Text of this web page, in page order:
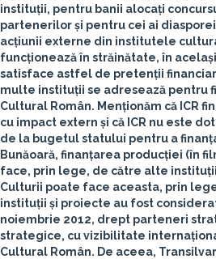
instituții, pentru banii alocați
partenerilor și pentru cei ai
acțiunii externe din institutele
funcționează în străinătate, în
satisface astfel de pretenții
multe instituții se adresează pentru
Cultural Român. Menționăm că ICR
cu impact extern și că ICR nu este
de la bugetul statului pentru a
Bunăoară, finanțarea producției (în
face, prin lege, de către alte
Culturii poate face aceasta, prin
instituții și proiecte au fost
noiembrie 2012, drept parteneri
strategice, cu vizibilitate
Cultural Român. De aceea,